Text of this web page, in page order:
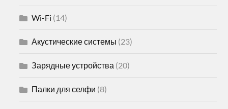
Wi-Fi (14)
Акустические системы (23)
Зарядные устройства (20)
Палки для селфи (8)